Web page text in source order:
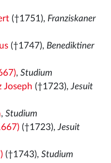
(†1751), Franziskaner
(†1747), Benediktiner
, Studium
Joseph (†1723),Jesuit
, Studium
(†1723),Jesuit
(†1743), Studium